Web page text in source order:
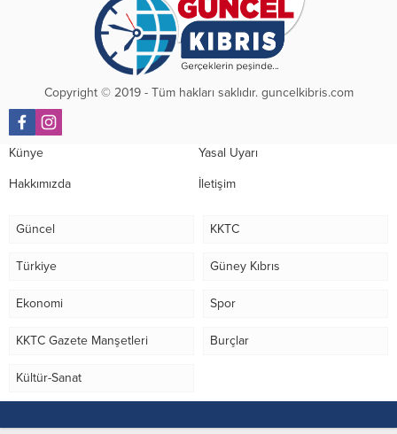
Copyright © 2019 - Tüm hakları saklıdır. guncelkibris.com
Künye Yasal Uyarı
Hakkımızda İletişim
Güncel KKTC
Türkiye Güney Kıbrıs
Ekonomi Spor
KKTC Gazete Manşetleri Burçlar
Kültür-Sanat